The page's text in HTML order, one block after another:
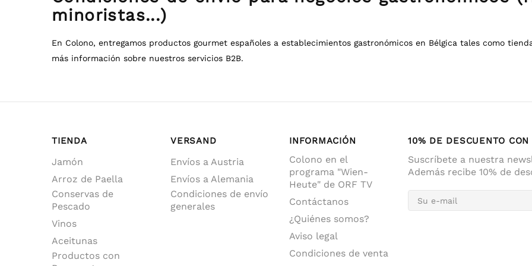
minoristas...)
En Colono, entregamos productos gourmet españoles a establecimientos gastronómicos en Bélgica tales como
más información sobre nuestros servicios B2B.
TIENDA
Jamón
Arroz de Paella
Conservas de
Pescado
Vinos
Aceitunas
Productos con
VERSAND
Envíos a Austria
Envíos a Alemania
Condiciones de envío
generales
INFORMACIÓN
Colono en el
programa "Wien-
Heute" de ORF TV
Contáctanos
¿Quiénes somos?
Aviso legal
Condiciones de venta
10% DE DESCUENTO
Suscríbete a nuestra
Además recibe 10% de